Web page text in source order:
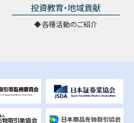
投資教育・地域貢献
各種活動のご紹介